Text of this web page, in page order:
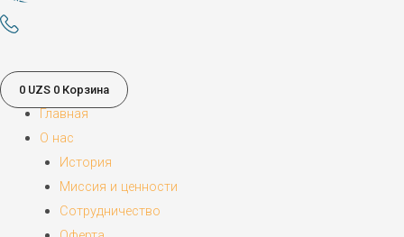
0 UZS 0 Корзина
Главная
О нас
История
Миссия и ценности
Сотрудничество